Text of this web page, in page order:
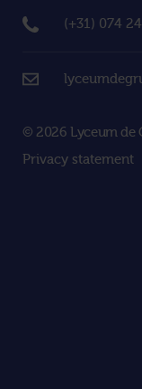
(+31) 074
© 2026 Lyceum de
Privacy statement